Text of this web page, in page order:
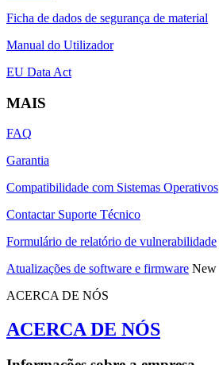
Ficha de dados de segurança de material
Manual do Utilizador
EU Data Act
MAIS
FAQ
Garantia
Compatibilidade com Sistemas Operativos
Contactar Suporte Técnico
Formulário de relatório de vulnerabilidade
Atualizações de software e firmware New
ACERCA DE NÓS
ACERCA DE NÓS